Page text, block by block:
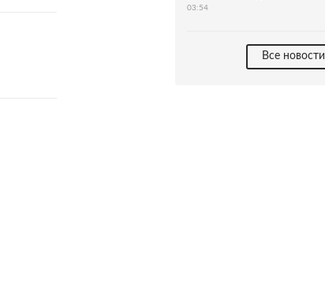
03:54
Все новости